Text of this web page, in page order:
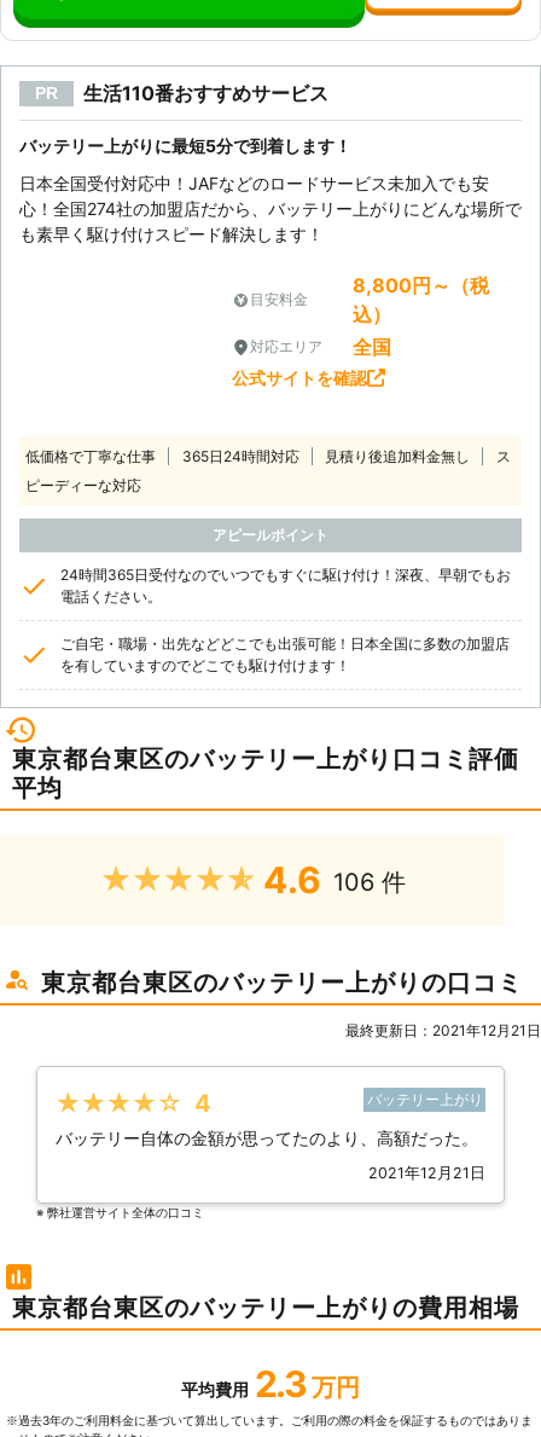
インターナショナル」は自働車のレス
キュー隊。 バッテリーのことで何か
ございましたら、お気軽にご連絡くだ
が対応させていただきます。
PR 生活110番おすすめサービス
バッテリー上がりに最短5分で到着します！
日本全国受付対応中！JAFなどのロードサービス未加入でも安
心！全国274社の加盟店だから、バッテリー上がりにどんな場所で
も素早く駆け付けスピード解決します！
目安料金
8,800円～（税
込）
対応エリア 全国
公式サイトを確認
低価格で丁寧な仕事 365日24時間対応 見積り後追加料金無し
ス
ピーディーな対応
アピールポイント
24時間365日受付なのでいつでもすぐに駆け付け！深夜、早朝でもお
電話ください。
ご自宅・職場・出先などどこでも出張可能！日本全国に多数の加盟店
を有していますのでどこでも駆け付けます！
東京都台東区のバッテリー上がり口コミ評価
平均
★★★★★ 4.6 106 件
東京都台東区のバッテリー上がりの口コミ
最終更新日：2021年12月21日
★★★★★ 4 バッテリー上がり
バッテリー自体の金額が思ってたのより、高額だった。
2021年12月21日
※ 弊社運営サイト全体の⼝コミ
東京都台東区のバッテリー上がりの費用相場
平均費用 2.3 万円
※過去3年のご利⽤料⾦に基づいて算出しています。ご利⽤の際の料⾦を保証するものではありま